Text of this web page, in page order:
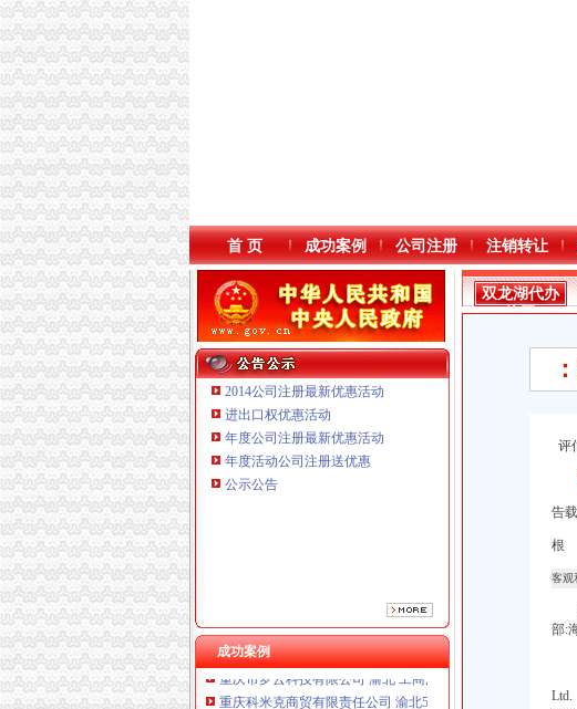
首 页 成功案例 公司注册 注销转让
2014公司注册最新优惠活动
进出口权优惠活动
年度公司注册最新优惠活动
年度活动公司注册送优惠
公示公告
成功案例
重庆国洪体育设施有限公司
重庆星竣贸易有限责任公司 渝中100万 （进出口权）
重庆全景信息技术有限公司 渝江 （工商注册）
重庆麦克斯韦电气技术有限公司 渝新 （工商注册）
重庆市罗云科技有限公司 渝北 工商注册
重庆科米克商贸有限责任公司 渝北50万 （工商注册）
重庆瑾崇进出口贸易有限公司 渝中100万 （进出口权）
双龙湖代办
执照
评
告
根
客观
六
部: